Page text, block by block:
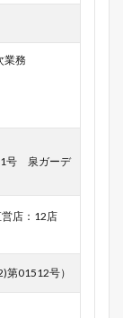
業務
1号 泉ガーデ
店：12店
第01512号）